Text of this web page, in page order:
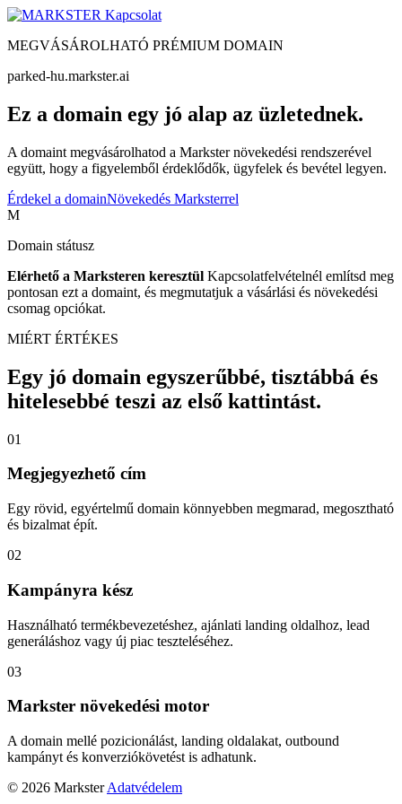
Kapcsolat
MEGVÁSÁROLHATÓ PRÉMIUM DOMAIN
parked-hu.markster.ai
Ez a domain egy jó alap az üzletednek.
A domaint megvásárolhatod a Markster növekedési rendszerével
együtt, hogy a figyelemből érdeklődők, ügyfelek és bevétel legyen.
Érdekel a domainNövekedés Marksterrel
M
Domain státusz
Elérhető a Marksteren keresztül Kapcsolatfelvételnél említsd meg
pontosan ezt a domaint, és megmutatjuk a vásárlási és növekedési
csomag opciókat.
MIÉRT ÉRTÉKES
Egy jó domain egyszerűbbé, tisztábbá és
hitelesebbé teszi az első kattintást.
01
Megjegyezhető cím
Egy rövid, egyértelmű domain könnyebben megmarad, megosztható
és bizalmat épít.
02
Kampányra kész
Használható termékbevezetéshez, ajánlati landing oldalhoz, lead
generáláshoz vagy új piac teszteléséhez.
03
Markster növekedési motor
A domain mellé pozicionálást, landing oldalakat, outbound
kampányt és konverziókövetést is adhatunk.
© 2026 Markster Adatvédelem